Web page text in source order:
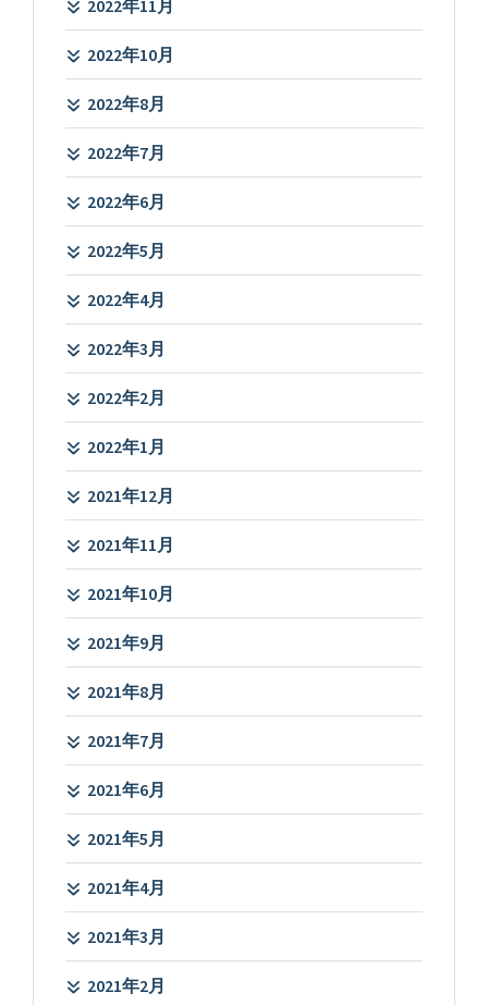
2022年11月
2022年10月
2022年8月
2022年7月
2022年6月
2022年5月
2022年4月
2022年3月
2022年2月
2022年1月
2021年12月
2021年11月
2021年10月
2021年9月
2021年8月
2021年7月
2021年6月
2021年5月
2021年4月
2021年3月
2021年2月